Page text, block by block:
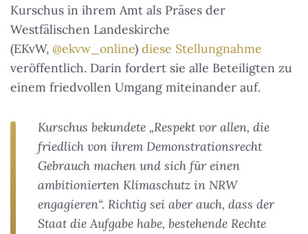
Kurschus in ihrem Amt als Präses der
Westfälischen Landeskirche
(EKvW, @ekvw_online) diese Stellungnahme
veröffentlich. Darin fordert sie alle Beteiligten zu
einem friedvollen Umgang miteinander auf.
Kurschus bekundete „Respekt vor allen, die
friedlich von ihrem Demonstrationsrecht
Gebrauch machen und sich für einen
ambitionierten Klimaschutz in NRW
engagieren“. Richtig sei aber auch, dass der
Staat die Aufgabe habe, bestehende Rechte